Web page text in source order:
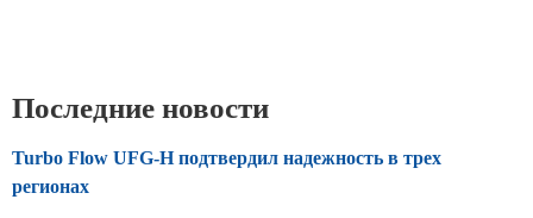
Последние новости
Turbo Flow UFG-H подтвердил надежность в трех
регионах